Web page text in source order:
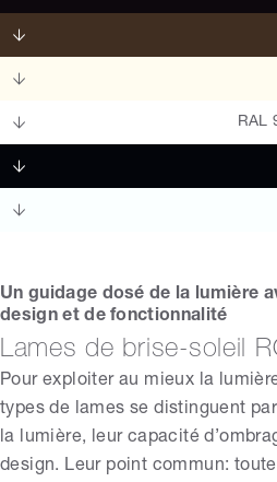
RAL
Un guidage dosé de la lumière
design et de fonctionnalité
Lames de brise-soleil
Pour exploiter au mieux la
types de lames se distinguent
la lumière, leur capacité
design. Leur point commun: